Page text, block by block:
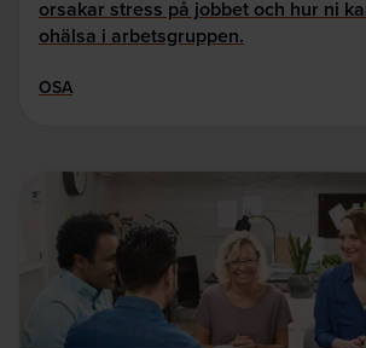
orsakar stress på jobbet och hur ni
ohälsa i arbetsgruppen.
OSA